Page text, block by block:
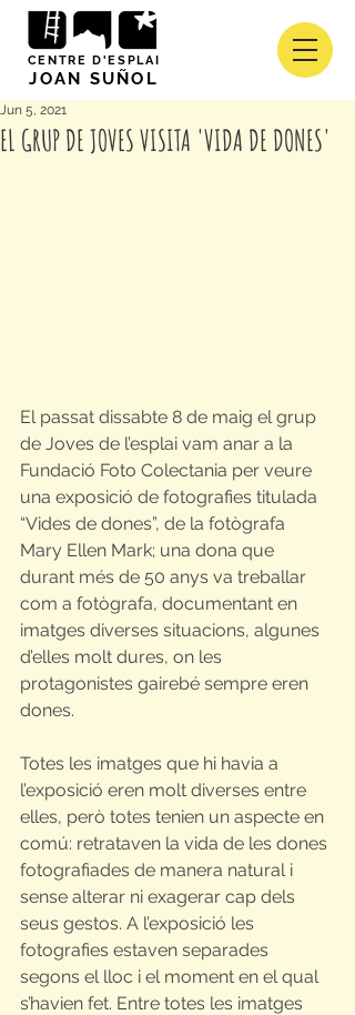
CENTRE D'ESPLAI
JOAN SUÑOL
EL GRUP DE JOVES VISITA 'VIDA DE DONES'
Jun 5, 2021
El passat dissabte 8 de maig el grup
de Joves de l’esplai vam anar a la
Fundació Foto Colectania per veure
una exposició de fotografies titulada
“Vides de dones”, de la fotògrafa
Mary Ellen Mark; una dona que
durant més de 50 anys va treballar
com a fotògrafa, documentant en
imatges diverses situacions, algunes
d’elles molt dures, on les
protagonistes gairebé sempre eren
dones.
Totes les imatges que hi havia a
l’exposició eren molt diverses entre
elles, però totes tenien un aspecte en
comú: retrataven la vida de les dones
fotografiades de manera natural i
sense alterar ni exagerar cap dels
seus gestos. A l’exposició les
fotografies estaven separades
segons el lloc i el moment en el qual
s’havien fet. Entre totes les imatges